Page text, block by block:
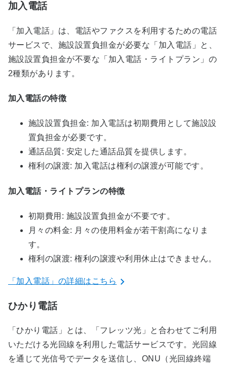
加入電話
「加入電話」は、電話やファクスを利用するための電話
サービスで、施設設置負担金が必要な「加入電話」と、
施設設置負担金が不要な「加入電話・ライトプラン」の
2種類があります。
加入電話の特徴
施設設置負担金: 加入電話は初期費用として施設設
置負担金が必要です。
通話品質: 安定した通話品質を提供します。
権利の譲渡: 加入電話は権利の譲渡が可能です。
加入電話・ライトプランの特徴
初期費用: 施設設置負担金が不要です。
月々の料金: 月々の使用料金が若干割高になりま
す。
権利の譲渡: 権利の譲渡や利用休止はできません。
「加入電話」の詳細はこちら
ひかり電話
「ひかり電話」とは、「フレッツ光」と合わせてご利用
いただける光回線を利用した電話サービスです。光回線
を通じて光信号でデータを送信し、ONU（光回線終端